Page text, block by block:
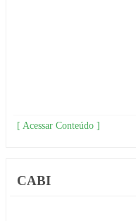
[ Acessar Conteúdo ]
CABI